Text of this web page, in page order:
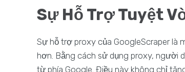
Sự Hỗ Trợ Tuyệt
Sự hỗ trợ proxy của GoogleScraper là
hơn. Bằng cách sử dụng proxy, người
từ phía Google. Điều này không chỉ